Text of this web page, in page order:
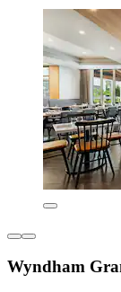
Wyndham